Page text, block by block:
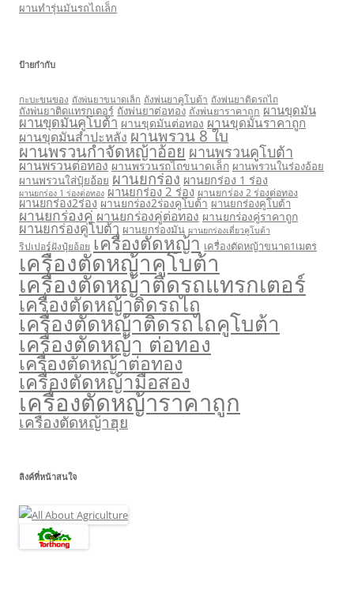
ผานทำรุ่นมันรถไถเล็ก
ป้ายกำกับ
กะบะขนของ ถังพ่นยาขนาดเล็ก ถังพ่นยาคูโบต้า ถังพ่นยาติดรถไถ
ถังพ่นยาติดแทรกเตอร์ ถังพ่นยาต่อทอง ถังพ่นยาราคาถูก ผานขุดมัน
ผานขุดมันคูโบต้า ผานขุดมันต่อทอง ผานขุดมันราคาถูก
ผานขุดมันสำปะหลัง ผานพรวน 8 ใบ
ผานพรวนกำจัดหญ้าอ้อย ผานพรวนคูโบต้า
ผานพรวนต่อทอง ผานพรวนรถไถขนาดเล็ก ผานพรวนในร่องอ้อย
ผานพรวนใส่ปุ๋ยอ้อย ผานยกร่อง ผานยกร่อง 1 ร่อง
ผานยกร่อง 1 ร่องต่อทอง ผานยกร่อง 2 ร่อง ผานยกร่อง 2 ร่องต่อทอง
ผานยกร่อง2ร่อง ผานยกร่อง2ร่องคูโบต้า ผานยกร่องคูโบต้า
ผานยกร่องคู่ ผานยกร่องคู่ต่อทอง ผานยกร่องคู่ราคาถูก
ผานยกร่องคู่โบต้า ผานยกร่องมัน ผานยกร่องเดี่ยวคูโบต้า
ริปเปอร์ฝังปุ๋ยอ้อย เครื่องตัดหญ้า เครื่องตัดหญ้าขนาด1เมตร
เครื่องตัดหญ้าคูโบต้า
เครื่องตัดหญ้าติดรถแทรกเตอร์
เครื่องตัดหญ้าติดรถไถ
เครื่องตัดหญ้าติดรถไถคูโบต้า
เครื่องตัดหญ้า ต่อทอง
เครื่องตัดหญ้าต่อทอง
เครื่องตัดหญ้ามือสอง
เครื่องตัดหญ้าราคาถูก
เครื่องตัดหญ้าฮุย
ลิงค์ที่หน้าสนใจ